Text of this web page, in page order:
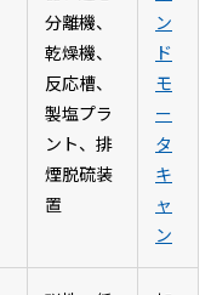
分離機、
乾燥機、
反応槽、
製塩プラ
ント、排
煙脱硫装
置
ン
ド
モ
ー
タ
キ
ャ
ン